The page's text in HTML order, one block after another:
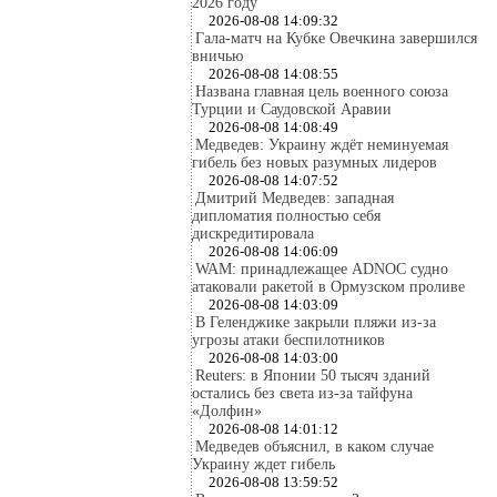
2026-08-08 14:09:32
Гала-матч на Кубке Овечкина завершился
вничью
2026-08-08 14:08:55
Названа главная цель военного союза
Турции и Саудовской Аравии
2026-08-08 14:08:49
Медведев: Украину ждёт неминуемая
гибель без новых разумных лидеров
2026-08-08 14:07:52
Дмитрий Медведев: западная
дипломатия полностью себя
дискредитировала
2026-08-08 14:06:09
WAM: принадлежащее ADNOC судно
атаковали ракетой в Ормузском проливе
2026-08-08 14:03:09
В Геленджике закрыли пляжи из-за
угрозы атаки беспилотников
2026-08-08 14:03:00
Reuters: в Японии 50 тысяч зданий
остались без света из-за тайфуна
«Долфин»
2026-08-08 14:01:12
Медведев объяснил, в каком случае
Украину ждет гибель
2026-08-08 13:59:52